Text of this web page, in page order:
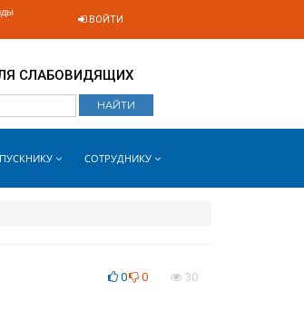
ВОЙТИ
СЛАБОВИДЯЩИХ
СОТРУДНИКУ
0 0 30